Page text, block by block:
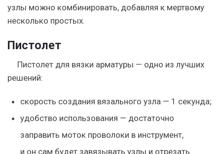
узлы можно комбинировать, добавляя к мертвому
несколько простых.
Пистолет
Пистолет для вязки арматуры — одно из лучших
решений:
скорость создания вязального узла — 1 секунда;
удобство использования — достаточно
заправить моток проволоки в инструмент,
и он сам будет завязывать узлы и отрезать